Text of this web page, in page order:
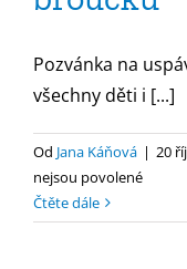
Pozvánka na
všechny děti i [...]
Od Jana Káňová | 20
nejsou povolenéu
s
Čtěte dále